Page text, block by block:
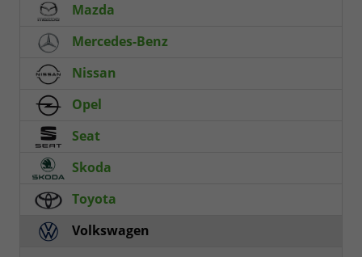
Mazda
Mercedes-Benz
Nissan
Opel
Seat
Skoda
Toyota
Volkswagen